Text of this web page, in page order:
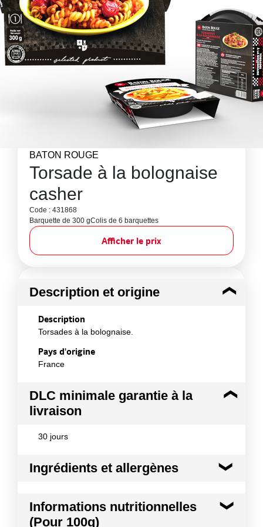
BATON ROUGE
Torsade à la bolognaise
casher
Code : 431868
Barquette de 300 gColis de 6 barquettes
Afficher le prix
Description et origine
Description
Torsades à la bolognaise.
Pays d'origine
France
DLC minimale garantie à la
livraison
30 jours
Ingrédients et allergènes
Eau ; tomate concassée (tomate, jus de tomate,
acidifiant : E330, affermissant : E509) 22,7 % ;
Informations nutritionnelles
(Pour 100g)